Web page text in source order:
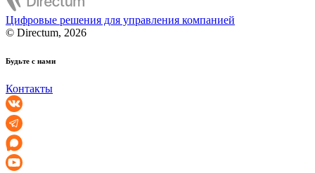
Цифровые решения для управления компанией
© Directum, 2026
Будьте с нами
Контакты